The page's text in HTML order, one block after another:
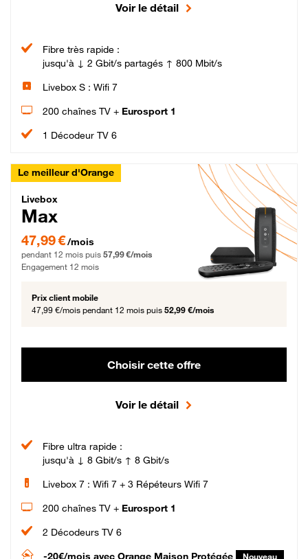
Voir le détail
Fibre très rapide :
jusqu'à ↓ 2 Gbit/s partagés ↑ 800 Mbit/s
Livebox S : Wifi 7
200 chaînes TV + Eurosport 1
1 Décodeur TV 6
Le meilleur d'Orange
Livebox Max Fibre
Livebox
Max
47,99 € par mois pendant 12 mois puis 57,99 € par mois, Engagement 12 mois
47,99 €/mois
pendant 12 mois puis 57,99 €/mois
Engagement 12 mois
Prix client mobile
47,99 €/mois pendant 12 mois puis 52,99 €/mois
Choisir cette offre
Voir le détail
Fibre ultra rapide :
jusqu'à ↓ 8 Gbit/s ↑ 8 Gbit/s
Livebox 7 : Wifi 7 + 3 Répéteurs Wifi 7
200 chaînes TV + Eurosport 1
2 Décodeurs TV 6
-20€/mois avec Orange Maison Protégée Nouveau